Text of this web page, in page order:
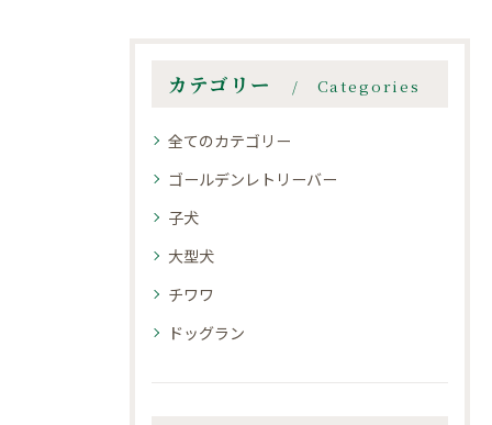
カテゴリー Categories
全てのカテゴリー
ゴールデンレトリーバー
子犬
大型犬
チワワ
ドッグラン